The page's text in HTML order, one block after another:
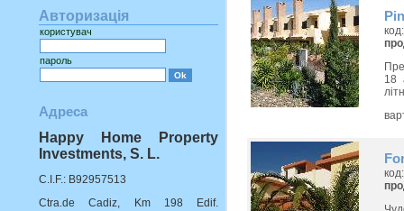
Авторизація
користувач
пароль
Адреса
Happy Home Property
Investments, S. L.
C.I.F.: B92957513
Ctra.de Cadiz, Km 198 Edif.
18